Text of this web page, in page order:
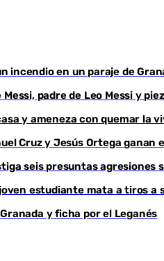
incendio en un paraje de
Messi, padre de Leo Messi y
y ameneza con quemar la
Cruz y Jesús Ortega
seis presuntas
estudiante mata a tiros a
y ficha por el Leganés